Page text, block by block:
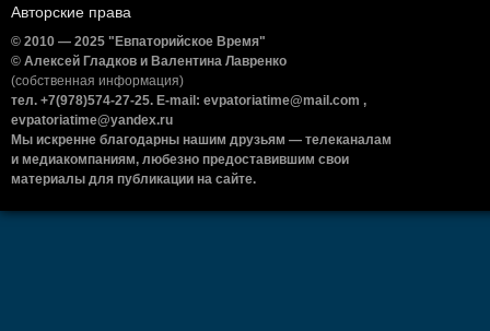
Авторские права
© 2010 — 2025 "Евпаторийское Время"
© Алексей Гладков и Валентина Лавренко
(собственная информация)
тел. +7(978)574-27-25. E-mail: evpatoriatime@mail.com ,
evpatoriatime@yandex.ru
Мы искренне благодарны нашим друзьям — телеканалам
и медиакомпаниям, любезно предоставившим свои
материалы для публикации на сайте.